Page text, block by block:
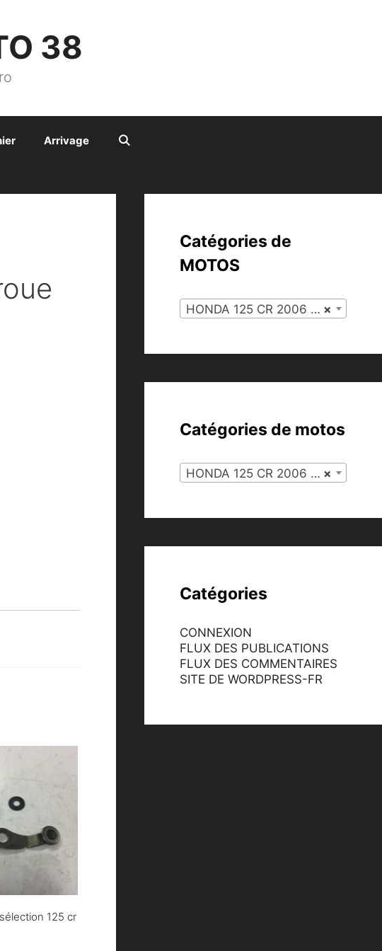
38
Arrivage
125 cr
Catégories de
MOTOS
×
HONDA 125 CR 2006 (35)
Catégories de motos
×
HONDA 125 CR 2006 (35)
Catégories
CONNEXION
FLUX DES PUBLICATIONS
FLUX DES COMMENTAIRES
SITE DE WORDPRESS-FR